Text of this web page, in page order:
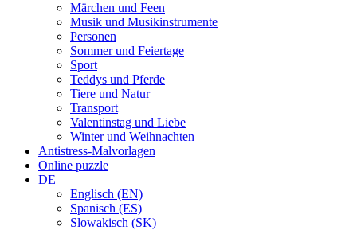
Märchen und Feen
Musik und Musikinstrumente
Personen
Sommer und Feiertage
Sport
Teddys und Pferde
Tiere und Natur
Transport
Valentinstag und Liebe
Winter und Weihnachten
Antistress-Malvorlagen
Online puzzle
DE
Englisch (EN)
Spanisch (ES)
Slowakisch (SK)